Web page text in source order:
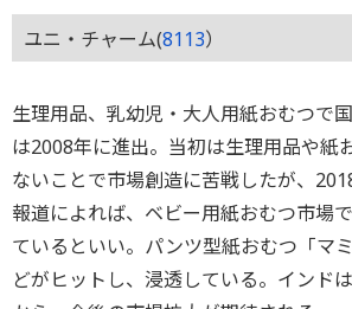
ユニ・チャーム(8113）
生理用品、乳幼児・大人用紙おむつで
は2008年に進出。当初は生理用品や紙
ないことで市場創造に苦戦したが、
報道によれば、ベビー用紙おむつ市場
ているといい。パンツ型紙おむつ「マ
どがヒットし、浸透している。インド